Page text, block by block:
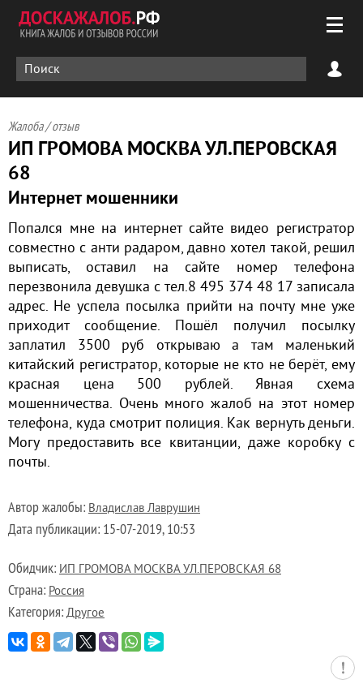
Жалоба / отзыв
ИП ГРОМОВА МОСКВА УЛ.ПЕРОВСКАЯ
68
Интернет мошенники
Попался мне на интернет сайте видео регистратор
совместно с анти радаром, давно хотел такой, решил
выписать, оставил на сайте номер телефона
перезвонила девушка с тел.8 495 374 48 17 записала
адрес. Не успела посылка прийти на почту мне уже
приходит сообщение. Пошёл получил посылку
заплатил 3500 руб открываю а там маленький
китайский регистратор, которые не кто не берёт, ему
красная цена 500 рублей. Явная схема
мошенничества. Очень много жалоб на этот номер
телефона, куда смотрит полиция. Как вернуть деньги.
Могу предоставить все квитанции, даже коробку с
почты.
Автор жалобы: Владислав Лаврушин
Дата публикации: 15-07-2019, 10:53
Обидчик: ИП ГРОМОВА МОСКВА УЛ.ПЕРОВСКАЯ 68
Страна: Россия
Категория: Другое